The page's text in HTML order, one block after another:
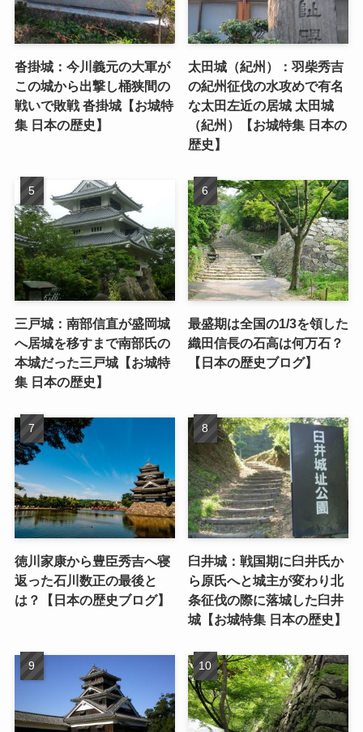
沓掛城：今川義元の大軍が
この城から出撃し桶狭間の
戦いで敗戦 沓掛城【お城特
集 日本の歴史】
太田城（紀州）：羽柴秀吉
の紀州征伐の水攻めで有名
な太田左近の居城 太田城
（紀州）【お城特集 日本の
歴史】
三戸城：南部信直が盛岡城
へ居城を移すまで南部氏の
本城だった三戸城【お城特
集 日本の歴史】
最盛期は全国の1/3を領した
織田信長の石高は何万石？
【日本の歴史ブログ】
徳川家康から豊臣秀吉へ寝
返った石川数正の最後と
は？【日本の歴史ブログ】
臼井城：戦国期に臼井氏か
ら原氏へと城主が変わり北
条征伐の際に落城した臼井
城【お城特集 日本の歴史】